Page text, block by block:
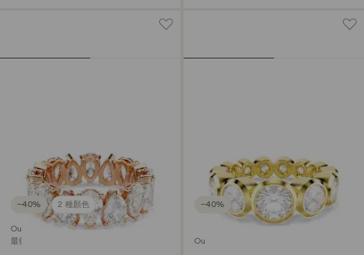
−40% 2 種顏色
Outlet
最後機會購買
−40%
Outlet